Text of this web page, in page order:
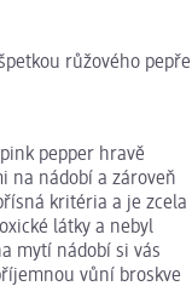
růžového pepře
pepper hravě
na nádobí a zároveň
kritéria a je zcela
látky a nebyl
mytí nádobí si vás
vůní broskve